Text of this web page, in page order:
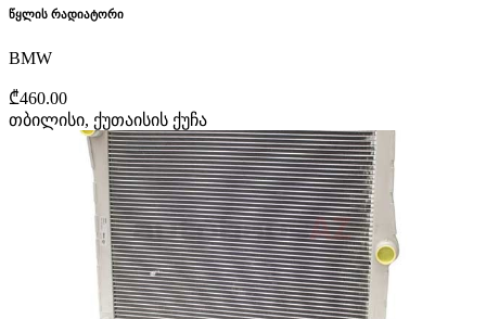
წყლის რადიატორი
BMW
₾460.00
თბილისი, ქუთაისის ქუჩა